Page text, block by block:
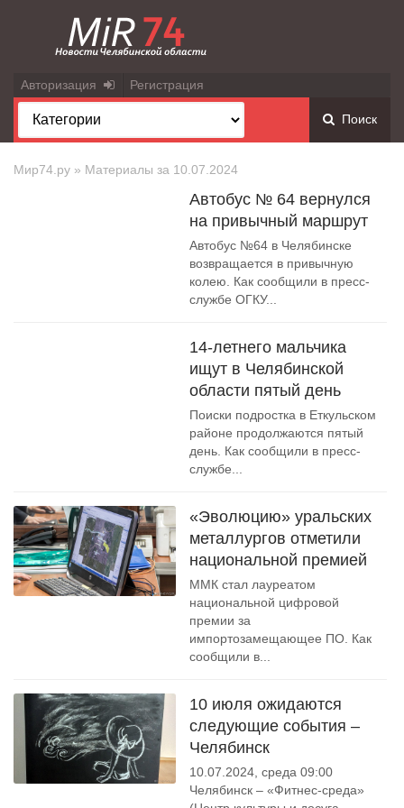
Авторизация Регистрация
Поиск
Мир74.ру » Материалы за 10.07.2024
Автобус № 64 вернулся
на привычный маршрут
Автобус №64 в Челябинске
возвращается в привычную
колею. Как сообщили в пресс-
службе ОГКУ...
14-летнего мальчика
ищут в Челябинской
области пятый день
Поиски подростка в Еткульском
районе продолжаются пятый
день. Как сообщили в пресс-
службе...
«Эволюцию» уральских
металлургов отметили
национальной премией
ММК стал лауреатом
национальной цифровой
премии за
импортозамещающее ПО. Как
сообщили в...
10 июля ожидаются
следующие события –
Челябинск
10.07.2024, среда 09:00
Челябинск – «Фитнес-среда»